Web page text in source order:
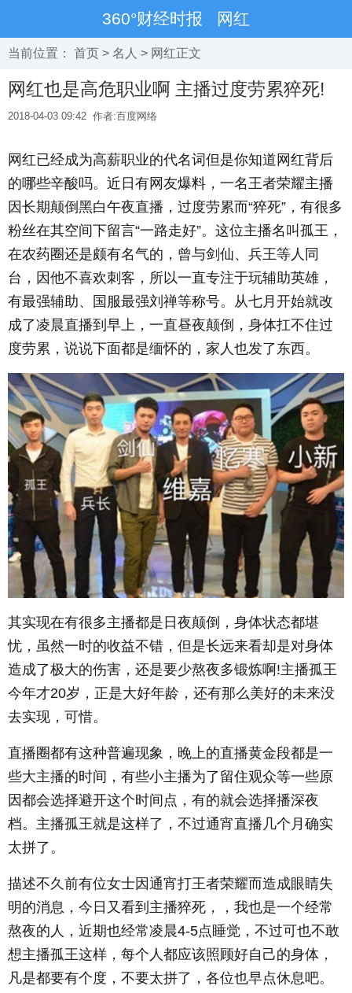
360°财经时报 网红
当前位置： 首页 > 名人 > 网红正文
网红也是高危职业啊 主播过度劳累猝死!
2018-04-03 09:42 作者:百度网络
网红已经成为高薪职业的代名词但是你知道网红背后
的哪些辛酸吗。近日有网友爆料，一名王者荣耀主播
因长期颠倒黑白午夜直播，过度劳累而“猝死”，有很多
粉丝在其空间下留言“一路走好”。这位主播名叫孤王，
在农药圈还是颇有名气的，曾与剑仙、兵王等人同
台，因他不喜欢刺客，所以一直专注于玩辅助英雄，
有最强辅助、国服最强刘禅等称号。从七月开始就改
成了凌晨直播到早上，一直昼夜颠倒，身体扛不住过
度劳累，说说下面都是缅怀的，家人也发了东西。
其实现在有很多主播都是日夜颠倒，身体状态都堪
忧，虽然一时的收益不错，但是长远来看却是对身体
造成了极大的伤害，还是要少熬夜多锻炼啊!主播孤王
今年才20岁，正是大好年龄，还有那么美好的未来没
去实现，可惜。
直播圈都有这种普遍现象，晚上的直播黄金段都是一
些大主播的时间，有些小主播为了留住观众等一些原
因都会选择避开这个时间点，有的就会选择播深夜
档。主播孤王就是这样了，不过通宵直播几个月确实
太拼了。
描述不久前有位女士因通宵打王者荣耀而造成眼睛失
明的消息，今日又看到主播猝死，，我也是一个经常
熬夜的人，近期也经常凌晨4-5点睡觉，不过可也不敢
想主播孤王这样，每个人都应该照顾好自己的身体，
凡是都要有个度，不要太拼了，各位也早点休息吧。